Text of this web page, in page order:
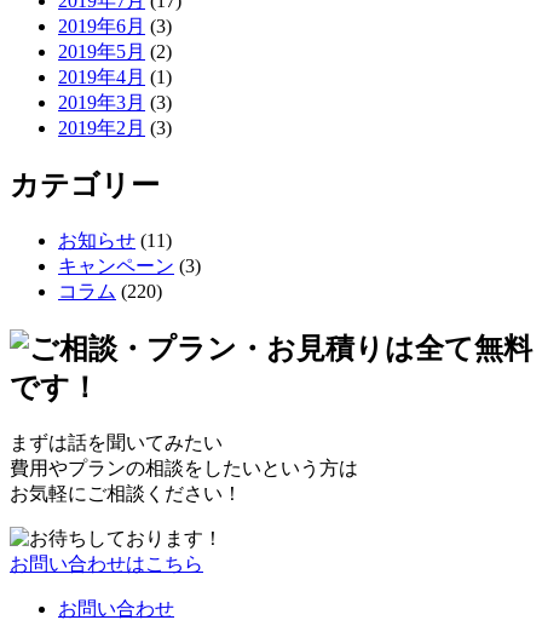
2019年6月 (3)
2019年5月 (2)
2019年4月 (1)
2019年3月 (3)
2019年2月 (3)
カテゴリー
お知らせ (11)
キャンペーン (3)
コラム (220)
まずは話を聞いてみたい
費用やプランの相談をしたいという方は
お気軽にご相談ください！
お問い合わせはこちら
お問い合わせ